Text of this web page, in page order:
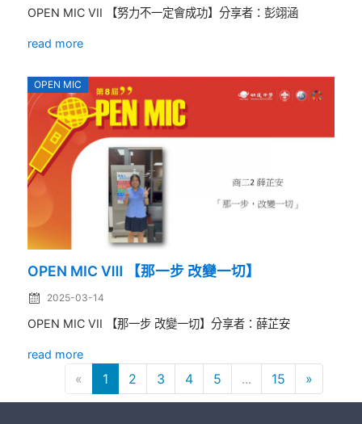
OPEN MIC VII 【努力不一定會成功】分享者：彭翊涵
read more
OPEN MIC
OPEN MIC Ⅷ 【那一步 改變一切】
2025-03-14
OPEN MIC VII 【那一步 改變一切】分享者：薛芷安
read more
« 1 2 3 4 5 ... 15 »